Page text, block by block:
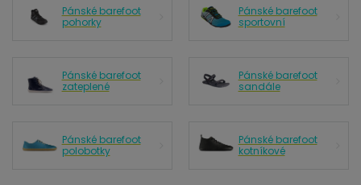
Pánské barefoot
pohorky
Pánské barefoot
sportovní
Pánské barefoot
zateplené
Pánské barefoot
sandále
Pánské barefoot
polobotky
Pánské barefoot
kotníkové